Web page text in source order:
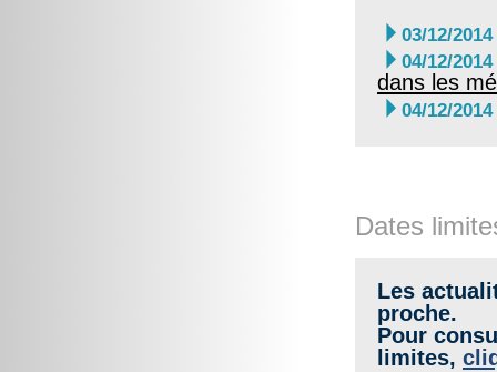
 03/12/2014
 04/12/2014
dans les
 04/12/2014
Dates
Les
proche.
Pour
limites,